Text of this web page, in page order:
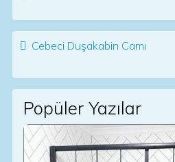
Post navigation
Cebeci Duşakabin Camı
Popüler Yazılar